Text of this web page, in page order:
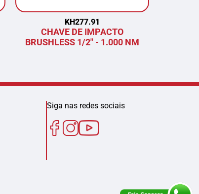
KH277.91
CHAVE DE IMPACTO
BRUSHLESS 1/2" - 1.000 NM
Siga nas redes sociais